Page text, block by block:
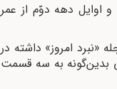
اوایل دهه دوّم از عمر
که در تاریخ اسفند 1322 شمسى با مجله «نبرد امروز» داشته در
بدین‌گونه به سه قسمت